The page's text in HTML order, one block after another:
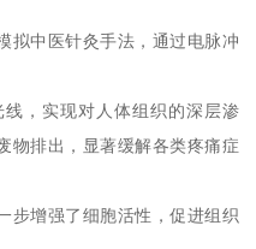
拟中医针灸手法，通过电脉冲
，实现对人体组织的深层渗
物排出，显著缓解各类疼痛症
步增强了细胞活性，促进组织